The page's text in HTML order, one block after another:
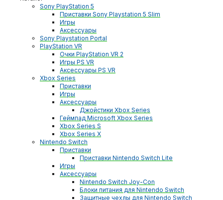
Sony PlayStation 5
Приставки Sony Playstation 5 Slim
Игры
Аксессуары
Sony Playstation Portal
PlayStation VR
Очки PlayStation VR 2
Игры PS VR
Аксессуары PS VR
Xbox Series
Приставки
Игры
Аксессуары
Джойстики Xbox Series
Геймпад Microsoft Xbox Series
Xbox Series S
Xbox Series X
Nintendo Switch
Приставки
Приставки Nintendo Switch Lite
Игры
Аксессуары
Nintendo Switch Joy-Con
Блоки питания для Nintendo Switch
Защитные чехлы для Nintendo Switch